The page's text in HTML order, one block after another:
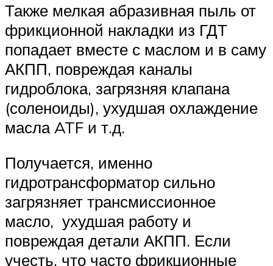
Также мелкая абразивная пыль от
фрикционной накладки из ГДТ
попадает вместе с маслом и в саму
АКПП, повреждая каналы
гидроблока, загрязняя клапана
(соленоиды), ухудшая охлаждение
масла ATF и т.д.
Получается, именно
гидротрансформатор сильно
загрязняет трансмиссионное
масло, ухудшая работу и
повреждая детали АКПП. Если
учесть, что часто фрикционные